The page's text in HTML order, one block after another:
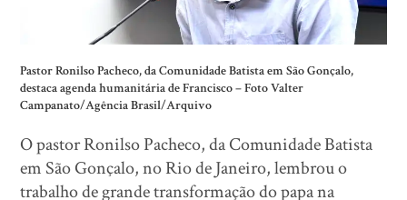
Pastor Ronilso Pacheco, da Comunidade Batista em São Gonçalo,
destaca agenda humanitária de Francisco –Foto Valter
Campanato/Agência Brasil/Arquivo
O pastor Ronilso Pacheco, da Comunidade Batista
em São Gonçalo, no Rio de Janeiro, lembrou o
trabalho de grande transformação do papa na